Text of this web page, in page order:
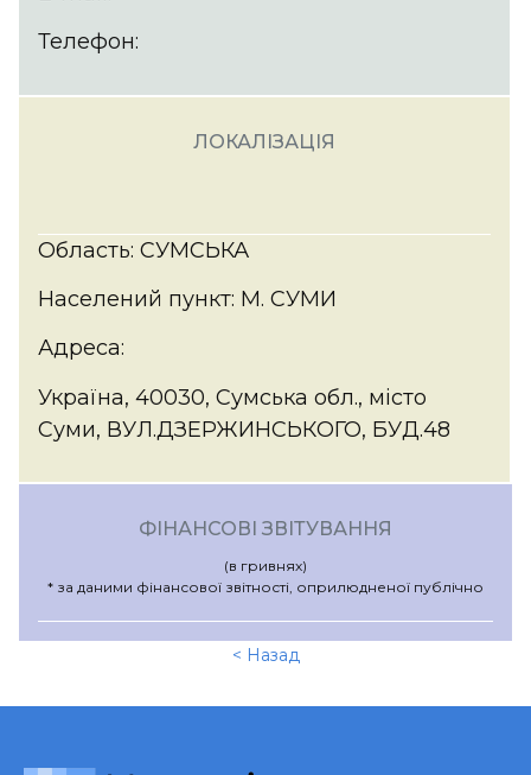
Телефон:
ЛОКАЛІЗАЦІЯ
Область: СУМСЬКА
Населений пункт: М. СУМИ
Адреса:
Україна, 40030, Сумська обл., місто
Суми, ВУЛ.ДЗЕРЖИНСЬКОГО, БУД.48
ФІНАНСОВІ ЗВІТУВАННЯ
(в гривнях)
* за даними фінансової звітності, оприлюдненої публічно
< Назад